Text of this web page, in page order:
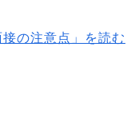
接の注意点」を読む